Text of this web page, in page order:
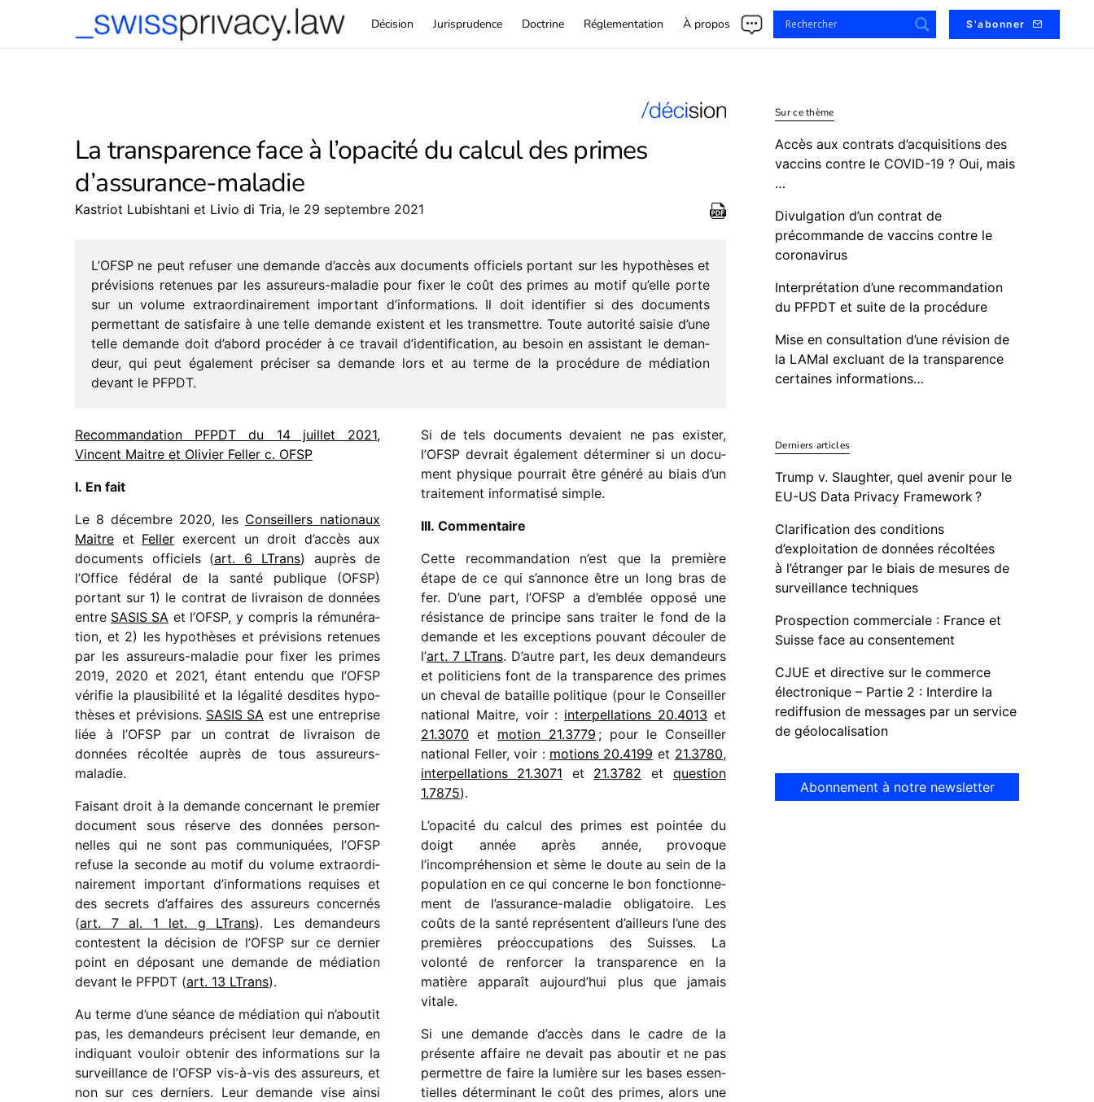
Décision Jurisprudence Doctrine Réglementation À propos S'abonner
La transparence face à l’opacité du calcul des primes
d’assurance-maladie
Kastriot Lubishtani et Livio di Tria, le 29 septembre 2021
L’OFSP ne peut refu­ser une demande d’accès aux docu­ments offi­ciels portant sur les hypo­thèses et
prévi­sions rete­nues par les assu­reurs-mala­die pour fixer le coût des primes au motif qu’elle porte
sur un volume extra­or­di­nai­re­ment impor­tant d’informations. Il doit iden­ti­fier si des docu­ments
permet­tant de satis­faire à une telle demande existent et les trans­mettre. Toute auto­rité saisie d’une
telle demande doit d’abord procé­der à ce travail d’identification, au besoin en assis­tant le deman­
deur, qui peut égale­ment préci­ser sa demande lors et au terme de la procé­dure de média­tion
devant le PFPDT.
Recommandation PFPDT du 14 juillet 2021,
Vincent Maitre et Olivier Feller c. OFSP
I. En fait
Le 8 décembre 2020, les Conseillers natio­naux
Maitre et Feller exercent un droit d’accès aux
docu­ments offi­ciels (art. 6 LTrans) auprès de
l’Office fédé­ral de la santé publique (OFSP)
portant sur 1) le contrat de livrai­son de données
entre SASIS SA et l’OFSP, y compris la rému­né­ra­
tion, et 2) les hypo­thèses et prévi­sions rete­nues
par les assu­reurs-mala­die pour fixer les primes
2019, 2020 et 2021, étant entendu que l’OFSP
véri­fie la plau­si­bi­lité et la léga­lité desdites hypo­
thèses et prévi­sions. SASIS SA est une entre­prise
liée à l’OFSP par un contrat de livrai­son de
données récol­tée auprès de tous assureurs-
maladie.
Faisant droit à la demande concer­nant le premier
docu­ment sous réserve des données person­
nelles qui ne sont pas commu­ni­quées, l’OFSP
refuse la seconde au motif du volume extra­or­di­
nai­re­ment impor­tant d’informations requises et
des secrets d’affaires des assu­reurs concer­nés
(art. 7 al. 1 let. g LTrans). Les deman­deurs
contestent la déci­sion de l’OFSP sur ce dernier
point en dépo­sant une demande de média­tion
devant le PFPDT (art. 13 LTrans).
Au terme d’une séance de média­tion qui n’aboutit
pas, les deman­deurs précisent leur demande, en
indi­quant vouloir obte­nir des infor­ma­tions sur la
surveillance de l’OFSP vis-à-vis des assu­reurs, et
non sur ces derniers. Leur demande vise ainsi
Si de tels docu­ments devaient ne pas exis­ter,
l’OFSP devrait égale­ment déter­mi­ner si un docu­
ment physique pour­rait être généré au biais d’un
trai­te­ment infor­ma­tisé simple.
III. Commentaire
Cette recom­man­da­tion n’est que la première
étape de ce qui s’annonce être un long bras de
fer. D’une part, l’OFSP a d’emblée opposé une
résis­tance de prin­cipe sans trai­ter le fond de la
demande et les excep­tions pouvant décou­ler de
l’art. 7 LTrans. D’autre part, les deux deman­deurs
et poli­ti­ciens font de la trans­pa­rence des primes
un cheval de bataille poli­tique (pour le Conseiller
natio­nal Maitre, voir : inter­pel­la­tions 20.4013 et
21.3070 et motion 21.3779 ; pour le Conseiller
natio­nal Feller, voir : motions 20.4199 et 21.3780,
inter­pel­la­tions 21.3071 et 21.3782 et ques­tion
1.7875).
L’opacité du calcul des primes est poin­tée du
doigt année après année, provoque
l’incompréhension et sème le doute au sein de la
popu­la­tion en ce qui concerne le bon fonc­tion­ne­
ment de l’assurance-maladie obli­ga­toire. Les
coûts de la santé repré­sentent d’ailleurs l’une des
premières préoc­cu­pa­tions des Suisses. La
volonté de renfor­cer la trans­pa­rence en la
matière appa­raît aujourd’hui plus que jamais
vitale.
Si une demande d’accès dans le cadre de la
présente affaire ne devait pas abou­tir et ne pas
permettre de faire la lumière sur les bases essen­
tielles déter­mi­nant le coût des primes, alors une
Sur ce thème
Accès aux contrats d’acquisitions des
vaccins contre le COVID-19 ? Oui, mais
…
Divulgation d’un contrat de
précommande de vaccins contre le
coronavirus
Interprétation d’une recommandation
du PFPDT et suite de la procédure
Mise en consultation d’une révision de
la LAMal excluant de la transparence
certaines informations…
Derniers articles
Trump v. Slaughter, quel avenir pour le
EU-US Data Privacy Framework ?
Clarification des conditions
d’exploitation de données récoltées
à l’étranger par le biais de mesures de
surveillance techniques
Prospection commerciale : France et
Suisse face au consentement
CJUE et directive sur le commerce
électronique – Partie 2 : Interdire la
rediffusion de messages par un service
de géolocalisation
Abonnement à notre newsletter